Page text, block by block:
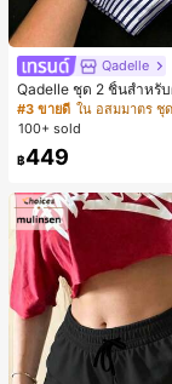
Qadelle
Qadelle ชุด 2 ชิ้นสำหรั
แบบสบายๆ สำหรับใส่ทุก
ยาวลายทางสีน้ำเงินเข้ม
#3 ขายดี
100+ sold
฿449